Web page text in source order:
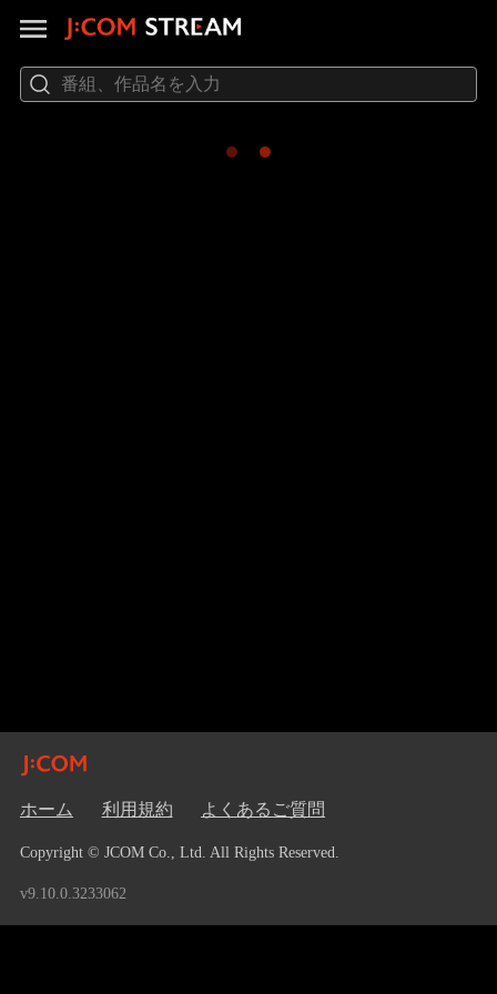
ホーム 利用規約 よくあるご質問
Copyright © JCOM Co., Ltd. All Rights Reserved.
v9.10.0.3233062